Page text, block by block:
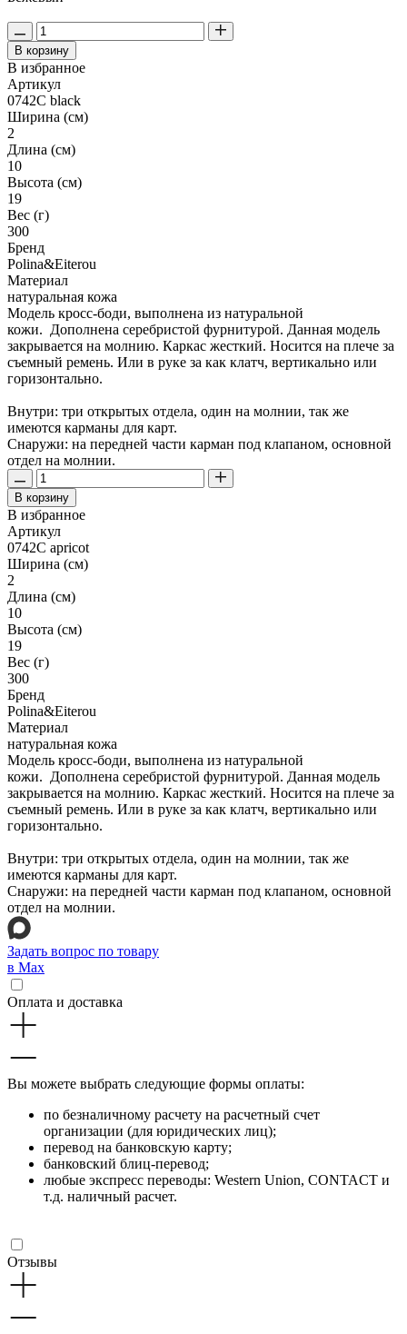
В корзину
В избранное
Артикул
0742C black
Ширина (см)
2
Длина (см)
10
Высота (см)
19
Вес (г)
300
Бренд
Polina&Eiterou
Материал
натуральная кожа
Модель кросс-боди, выполнена из натуральной
кожи. Дополнена серебристой фурнитурой. Данная модель
закрывается на молнию. Каркас жесткий. Носится на плече за
съемный ремень. Или в руке за как клатч, вертикально или
горизонтально.
Внутри: три открытых отдела, один на молнии, так же
имеются карманы для карт.
Снаружи: на передней части карман под клапаном, основной
отдел на молнии.
В корзину
В избранное
Артикул
0742C apricot
Ширина (см)
2
Длина (см)
10
Высота (см)
19
Вес (г)
300
Бренд
Polina&Eiterou
Материал
натуральная кожа
Модель кросс-боди, выполнена из натуральной
кожи. Дополнена серебристой фурнитурой. Данная модель
закрывается на молнию. Каркас жесткий. Носится на плече за
съемный ремень. Или в руке за как клатч, вертикально или
горизонтально.
Внутри: три открытых отдела, один на молнии, так же
имеются карманы для карт.
Снаружи: на передней части карман под клапаном, основной
отдел на молнии.
Задать вопрос по товару
в Max
Оплата и доставка
Вы можете выбрать следующие формы оплаты:
по безналичному расчету на расчетный счет
организации (для юридических лиц);
перевод на банковскую карту;
банковский блиц-перевод;
любые экспресс переводы: Western Union, CONTACT и
т.д. наличный расчет.
Отзывы